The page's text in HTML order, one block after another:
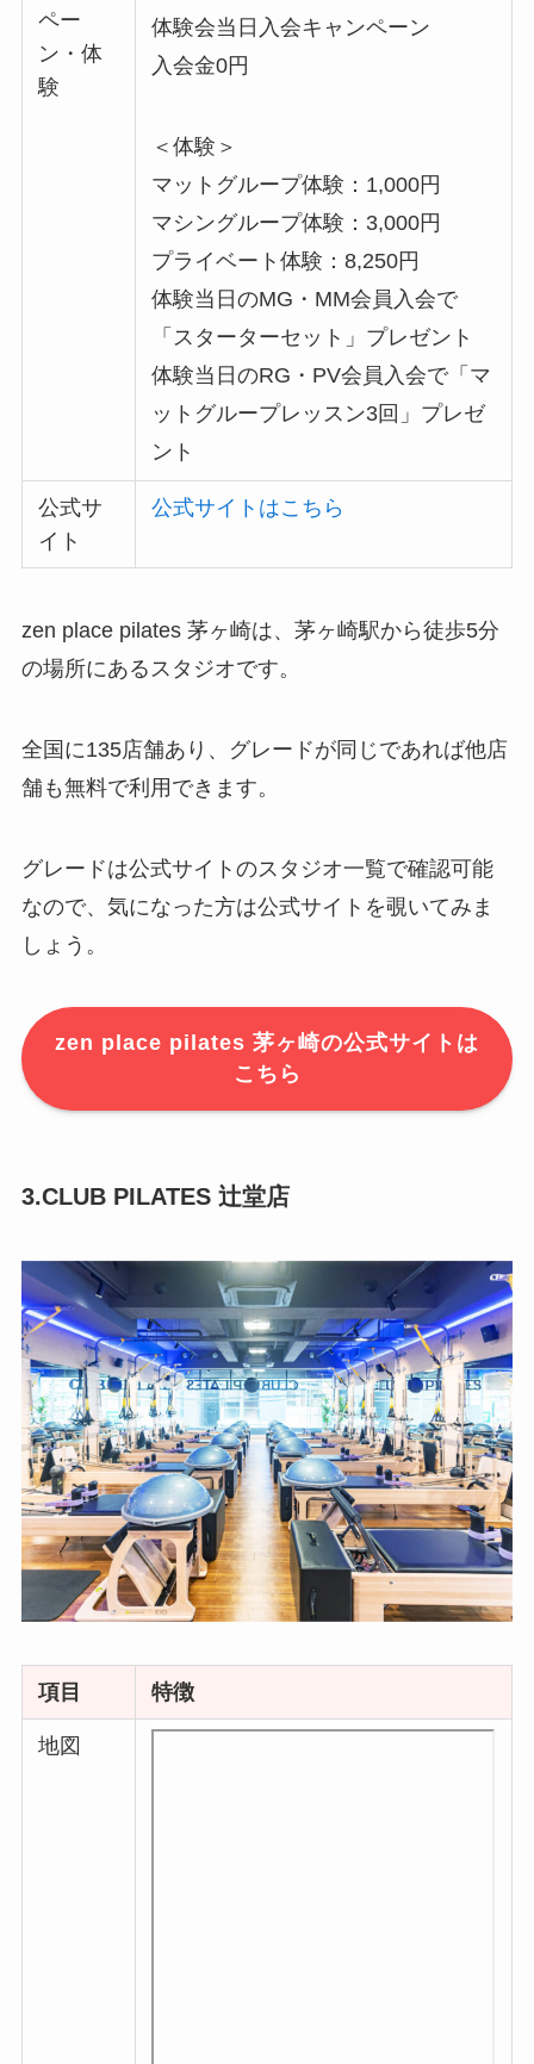
ペー
ン・体
験
体験会当日入会キャンペーン
入会金0円
＜体験＞
マットグループ体験：1,000円
マシングループ体験：3,000円
プライベート体験：8,250円
体験当日のMG・MM会員入会で
「スターターセット」プレゼント
体験当日のRG・PV会員入会で「マ
ットグループレッスン3回」プレゼ
ント
公式サ
イト
公式サイトはこちら
zen place pilates 茅ヶ崎は、茅ヶ崎駅から徒歩5分
の場所にあるスタジオです。
全国に135店舗あり、グレードが同じであれば他店
舗も無料で利用できます。
グレードは公式サイトのスタジオ一覧で確認可能
なので、気になった方は公式サイトを覗いてみま
しょう。
zen place pilates 茅ヶ崎の公式サイトは
こちら
3.CLUB PILATES 辻堂店
項目 特徴
地図